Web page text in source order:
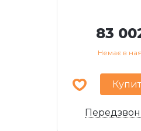
83
Немає в